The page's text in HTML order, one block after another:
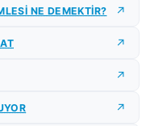
NE DEMEKTİR?